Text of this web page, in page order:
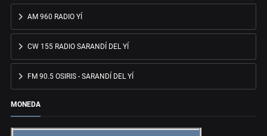
AM 960 RADIO YÍ
CW 155 RADIO SARANDÍ DEL YÍ
FM 90.5 OSIRIS - SARANDÍ DEL YÍ
MONEDA